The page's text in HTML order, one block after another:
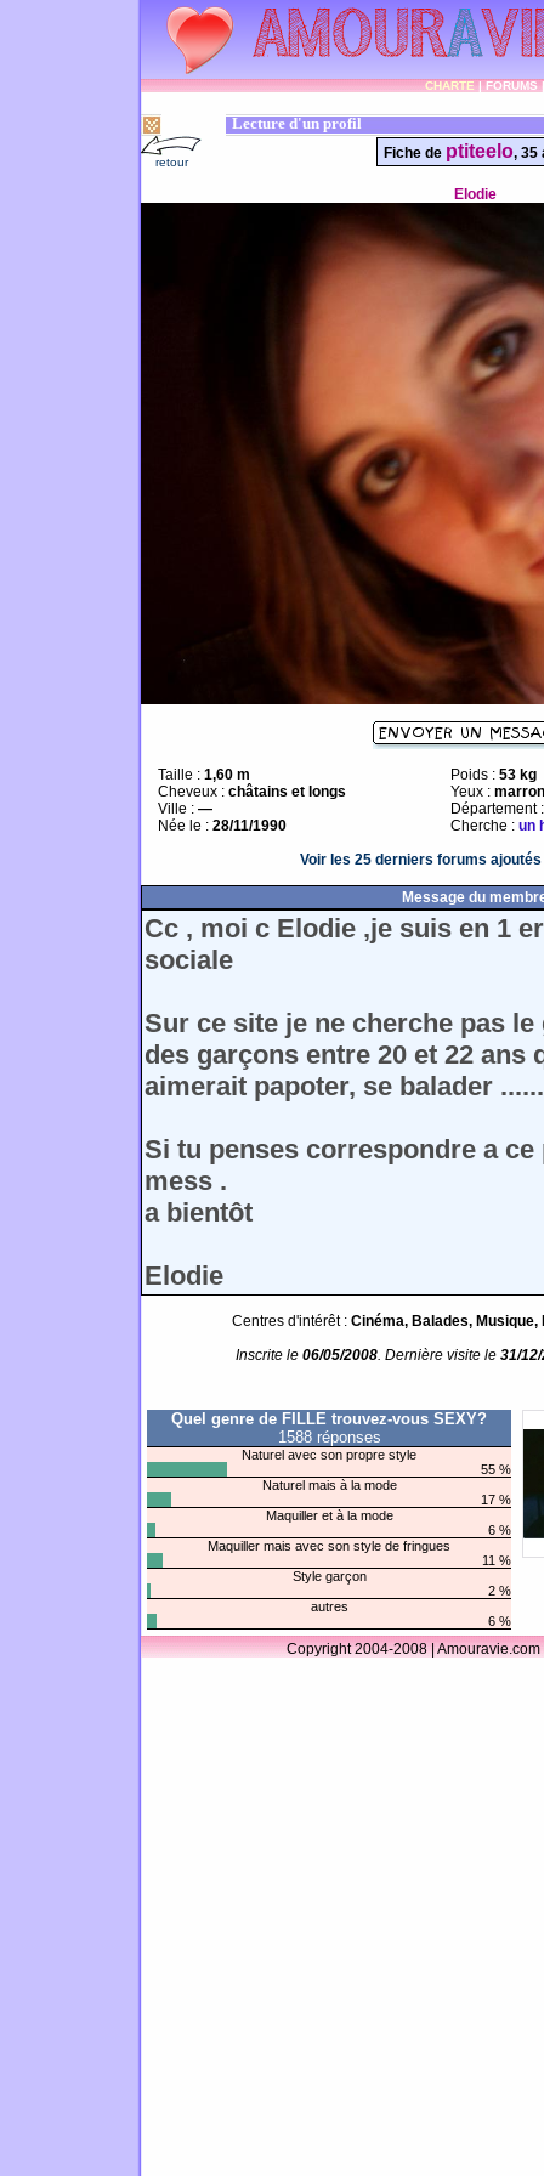
CHARTE|FORUMS
Lecture d'un profil
retour
Fiche de ptiteelo, 35
Elodie
Taille : 1,60 m
Cheveux : châtains et longs
Ville : —
Née le : 28/11/1990
Poids : 53 kg
Yeux :
Département
Cherche : un
Voir les 25 derniers forums
Message du
Cc , moi c Elodie ,je suis en 1
sociale
Sur ce site je ne cherche pas
des garçons entre 20 et 22 ans
aimerait papoter, se balader ......
Si tu penses correspondre a
mess .
a bientôt
Elodie
Centres d'intérêt : Cinéma, Balades, Musique,
Inscrite le 06/05/2008. Dernière visite le 31/
Quel genre de FILLE trouvez-vous SEXY?
1588 réponses
Naturel avec son propre style
55 %
Naturel mais à la mode
17 %
Maquiller et à la mode
6 %
Maquiller mais avec son style de fringues
11 %
Style garçon
2 %
autres
6 %
Copyright 2004-2008 |